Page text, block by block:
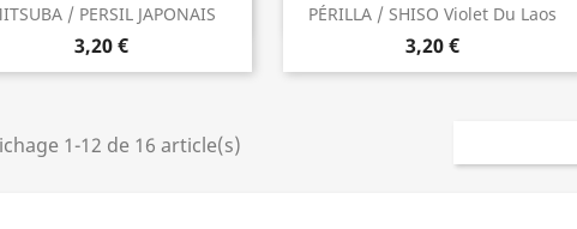
/ PERSIL JAPONAIS
3,20 €
INDISPONIBLE PÉRILLA / SHISO Violet Du Laos
3,20 €
INDISPONIBLE
1-12 de 16 article(s)